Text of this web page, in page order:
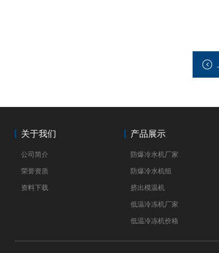
关于我们
公司简介
荣誉资质
资料下载
产品展示
防爆冷水机厂家
防爆冷水机组
挤出模温机
低温冷冻机厂家
低温冷冻机价格